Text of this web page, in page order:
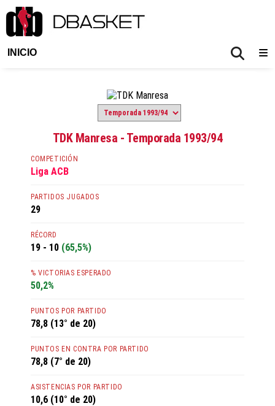
INICIO
TDK Manresa - Temporada 1993/94
COMPETICIÓN
Liga ACB
PARTIDOS JUGADOS
29
RÉCORD
19 - 10 (65,5%)
% VICTORIAS ESPERADO
50,2%
PUNTOS POR PARTIDO
78,8 (13° de 20)
PUNTOS EN CONTRA POR PARTIDO
78,8 (7° de 20)
ASISTENCIAS POR PARTIDO
10,6 (10° de 20)